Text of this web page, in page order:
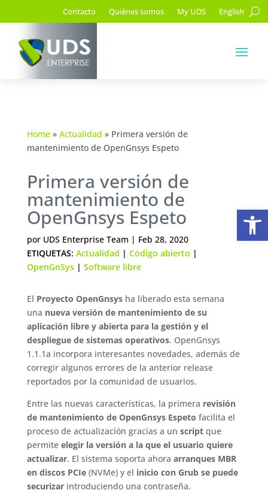
Contacto Quiénes somos My UDS English
Home» Actualidad » Primera versión de
mantenimiento de OpenGnsys Espeto
Primera versión de
mantenimiento de
OpenGnsys Espeto
por UDS Enterprise Team | Feb 28, 2020
ETIQUETAS: Actualidad | Código abierto |
OpenGnSys| Software libre
El Proyecto OpenGnsysha liberado esta semana
una nueva versión de mantenimiento de su
aplicación libre y abierta para la gestión y el
despliegue de sistemas operativos. OpenGnsys
1.1.1a incorpora interesantes novedades, además de
corregir algunos errores de la anterior release
reportados por la comunidad de usuarios.
Entre las nuevas características, la primera revisión
de mantenimiento de OpenGnsys Espeto facilita el
proceso de actualización gracias a un scriptque
permite elegir la versión a la que el usuario quiere
actualizar. El sistema soporta ahora arranques MBR
en discos PCIe(NVMe) y el inicio con Grub se puede
securizarintroduciendo una contraseña.